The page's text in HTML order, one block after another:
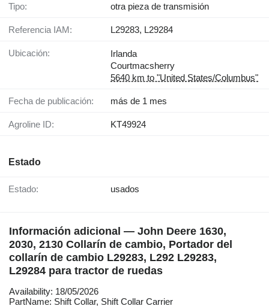
Tipo: otra pieza de transmisión
Referencia IAM: L29283, L29284
Ubicación:
Irlanda
Courtmacsherry
5640 km to "United States/Columbus"
Fecha de publicación: más de 1 mes
Agroline ID: KT49924
Estado
Estado: usados
Información adicional — John Deere 1630,
2030, 2130 Collarín de cambio, Portador del
collarín de cambio L29283, L292 L29283,
L29284 para tractor de ruedas
Availability: 18/05/2026
PartName: Shift Collar, Shift Collar Carrier